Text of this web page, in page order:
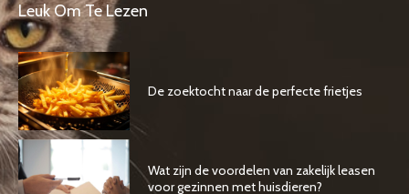
Leuk Om Te Lezen
De zoektocht naar de perfecte frietjes
Wat zijn de voordelen van zakelijk leasen
voor gezinnen met huisdieren?